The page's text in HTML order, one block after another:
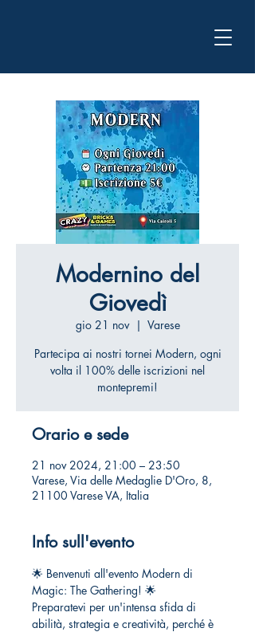
Modernino del
Giovedì
gio 21 nov
  |
Varese
Partecipa ai nostri tornei Modern, ogni
volta il 100% delle iscrizioni nel
montepremi!
Orario e sede
21 nov 2024, 21:00 – 23:50
Varese, Via delle Medaglie D'Oro, 8,
21100 Varese VA, Italia
Info sull'evento
🌟 Benvenuti all'evento Modern di
Magic: The Gathering! 🌟
Preparatevi per un'intensa sfida di
abilità, strategia e creatività, perché è